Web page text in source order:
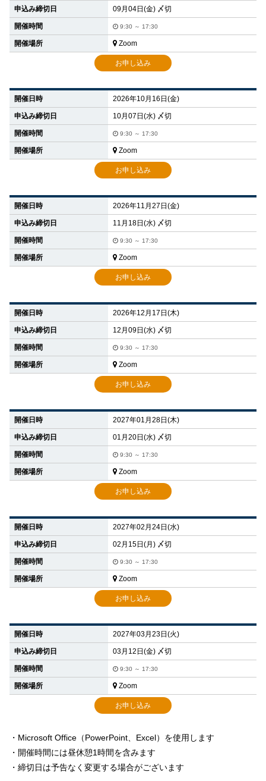
申込み締切日 09月04日(金) 〆切
開催時間 9:30 ～ 17:30
開催場所 Zoom
お申し込み
開催日時 2026年10月16日(金)
申込み締切日 10月07日(水) 〆切
開催時間 9:30 ～ 17:30
開催場所 Zoom
お申し込み
開催日時 2026年11月27日(金)
申込み締切日 11月18日(水) 〆切
開催時間 9:30 ～ 17:30
開催場所 Zoom
お申し込み
開催日時 2026年12月17日(木)
申込み締切日 12月09日(水) 〆切
開催時間 9:30 ～ 17:30
開催場所 Zoom
お申し込み
開催日時 2027年01月28日(木)
申込み締切日 01月20日(水) 〆切
開催時間 9:30 ～ 17:30
開催場所 Zoom
お申し込み
開催日時 2027年02月24日(水)
申込み締切日 02月15日(月) 〆切
開催時間 9:30 ～ 17:30
開催場所 Zoom
お申し込み
開催日時 2027年03月23日(火)
申込み締切日 03月12日(金) 〆切
開催時間 9:30 ～ 17:30
開催場所 Zoom
お申し込み
・ Microsoft Office（PowerPoint、Excel）を使用します
・開催時間には昼休憩1時間を含みます
・締切日は予告なく変更する場合がございます